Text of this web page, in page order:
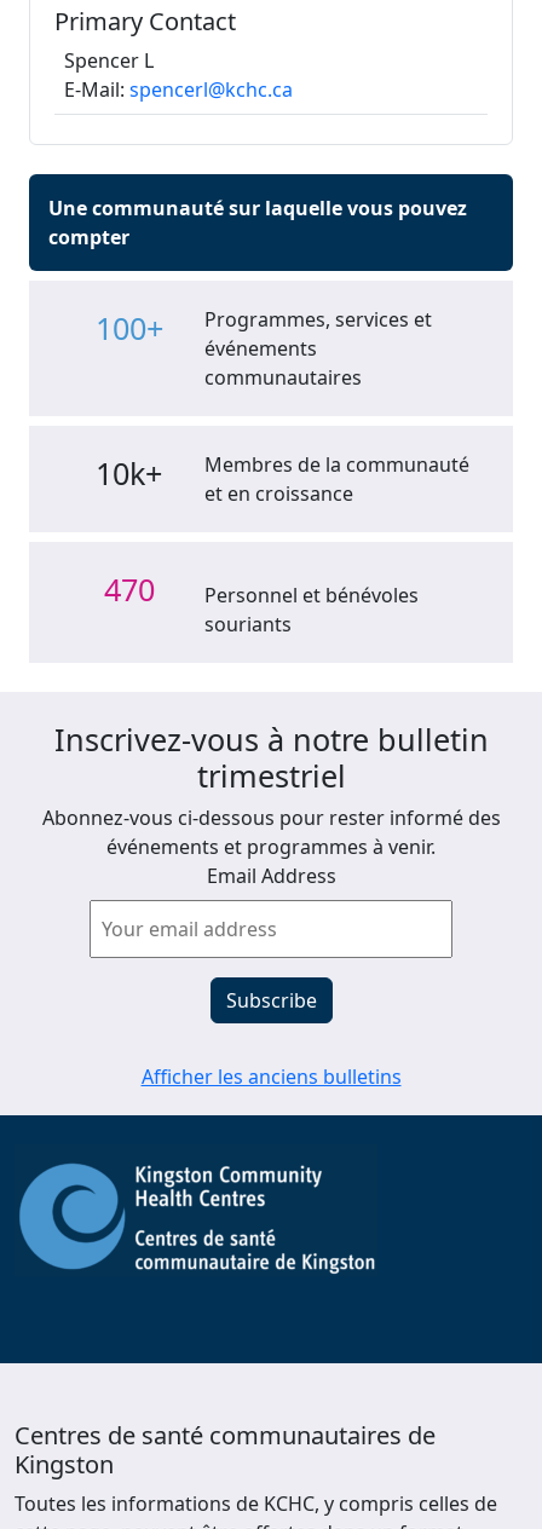
Primary Contact
Spencer L
E-Mail: spencerl@kchc.ca
Une communauté sur laquelle vous pouvez
compter
100+
Programmes, services et
événements
communautaires
10k+
Membres de la communauté
et en croissance
470
Personnel et bénévoles
souriants
Inscrivez-vous à notre bulletin
trimestriel
Abonnez-vous ci-dessous pour rester informé des
événements et programmes à venir.
Email Address
Afficher les anciens bulletins
Centres de santé communautaires de
Kingston
Toutes les informations de KCHC, y compris celles de